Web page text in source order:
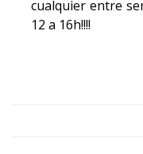
cualquier entre
12 a 16h!!!!